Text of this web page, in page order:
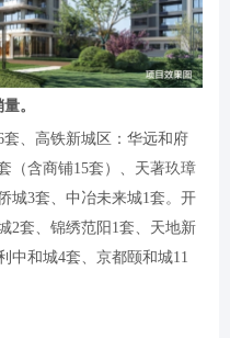
。
、高铁新城区：华远和府
（含商铺15套）、天著玖璋
城3套、中冶未来城1套。开
2套、锦绣范阳1套、天地新
中和城4套、京都颐和城11